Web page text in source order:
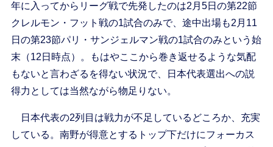
年に入ってからリーグ戦で先発したのは2月5日の第22節
クレルモン・フット戦の1試合のみで、途中出場も2月11
日の第23節パリ・サンジェルマン戦の1試合のみという始
末（12日時点）。もはやここから巻き返せるような気配
もないと言わざるを得ない状況で、日本代表選出への説
得力としては当然ながら物足りない。
日本代表の2列目は戦力が不足しているどころか、充実
している。南野が得意とするトップ下だけにフォーカス